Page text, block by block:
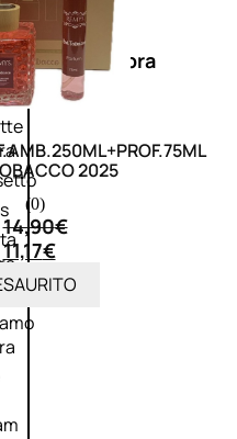
Labbra
2025
(0)
14,90€
11,17€